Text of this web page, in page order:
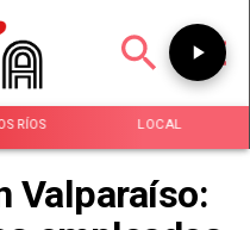
RÍOS LOCAL
Valparaíso: